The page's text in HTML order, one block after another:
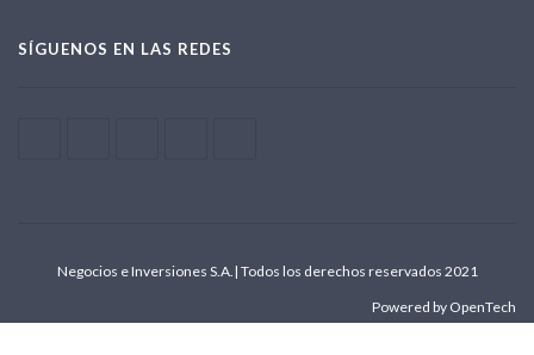
SÍGUENOS EN LAS REDES
Negocios e Inversiones S.A.| Todos los derechos reservados 2021
Powered by OpenTech